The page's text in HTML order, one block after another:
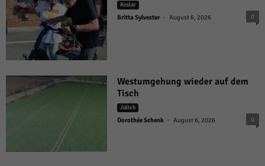
Koslar
Britta Sylvester - August 6, 2026 0
Westumgehung wieder auf dem
Tisch
Jülich
Dorothée Schenk - August 6, 2026 0